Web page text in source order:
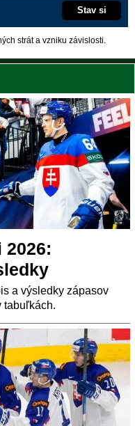
Stav si
strát a vzniku závislosti.
a výsledky zápasov
tabuľkách.